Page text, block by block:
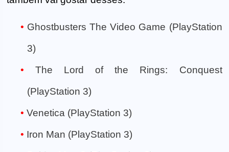
Ghostbusters The Video Game (PlayStation
3)
The Lord of the Rings: Conquest
(PlayStation 3)
Venetica (PlayStation 3)
Iron Man (PlayStation 3)